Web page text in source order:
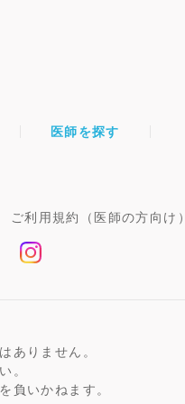
医師を探す
ご利用規約（医師の方向け）
ありません。
。
負いかねます。